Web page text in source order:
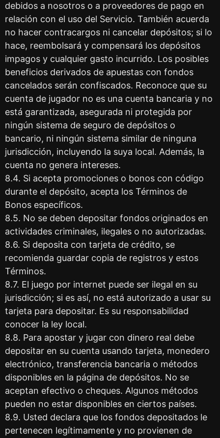
debidos a nosotros o a proveedores de pago en
relación con el uso del Servicio. También acuerda
no hacer contracargos ni cancelar depósitos; si lo
hace, reembolsará y compensará los depósitos
impagos y cualquier gasto incurrido. Los posibles
beneficios derivados de apuestas con fondos
cancelados serán confiscados. Reconoce que su
cuenta de jugador no es una cuenta bancaria y no
está garantizada, asegurada ni protegida por
ningún sistema de seguro de depósitos o
bancario, ni ningún sistema similar de ninguna
jurisdicción, incluyendo la suya local. Además, la
cuenta no genera intereses.
8.4. Si acepta promociones o bonos con código
durante el depósito, acepta los Términos de
Bonos específicos.
8.5. No se deben depositar fondos originados en
actividades criminales, ilegales o no autorizadas.
8.6. Si deposita con tarjeta de crédito, se
recomienda guardar copia de registros y estos
Términos.
8.7. El juego por internet puede ser ilegal en su
jurisdicción; si es así, no está autorizado a usar su
tarjeta para depositar. Es su responsabilidad
conocer la ley local.
8.8. Para apostar y jugar con dinero real debe
depositar en su cuenta usando tarjeta, monedero
electrónico, transferencia bancaria o métodos
disponibles en la página de depósitos. No se
aceptan efectivo o cheques. Algunos métodos
pueden no estar disponibles en ciertos países.
8.9. Usted declara que los fondos depositados le
pertenecen legítimamente y no provienen de